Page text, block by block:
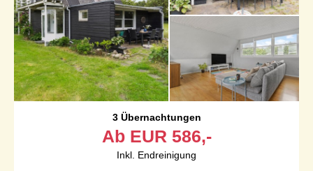
3 Übernachtungen
Ab EUR 586,-
Inkl. Endreinigung